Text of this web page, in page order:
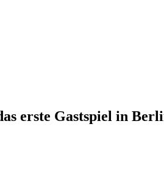
erste Gastspiel in